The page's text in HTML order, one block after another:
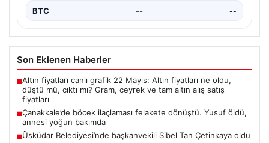
BTC -- --
Son Eklenen Haberler
■Altın fiyatları canlı grafik 22 Mayıs: Altın fiyatları ne oldu,
düştü mü, çıktı mı? Gram, çeyrek ve tam altın alış satış
fiyatları
■Çanakkale’de böcek ilaçlaması felakete dönüştü. Yusuf öldü,
annesi yoğun bakımda
■Üsküdar Belediyesi’nde başkanvekili Sibel Tan Çetinkaya oldu